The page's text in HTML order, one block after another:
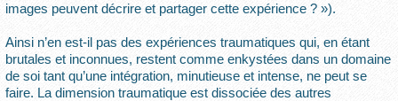
images peuvent décrire et partager cette expérience ? »).
Ainsi n’en est-il pas des expériences traumatiques qui, en étant
brutales et inconnues, restent comme enkystées dans un domaine
de soi tant qu’une intégration, minutieuse et intense, ne peut se
faire. La dimension traumatique est dissociée des autres